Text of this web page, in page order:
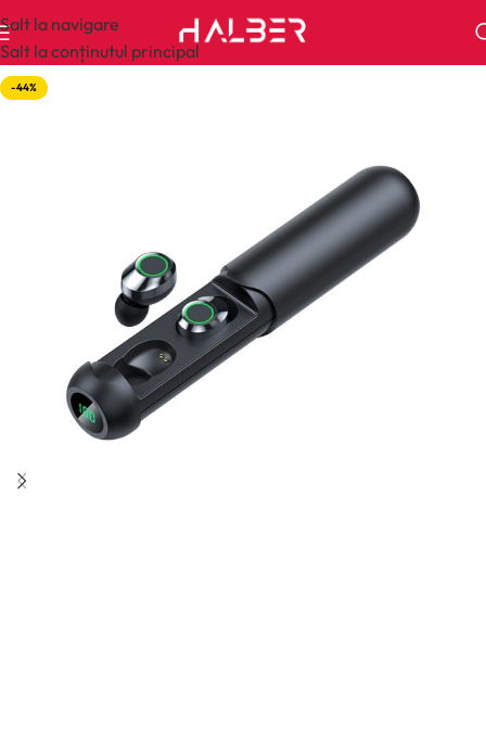
Salt la navigare
Salt la conținutul principal
-44%